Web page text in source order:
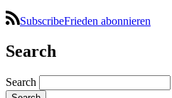
SubscribeFrieden abonnieren
Search
Search